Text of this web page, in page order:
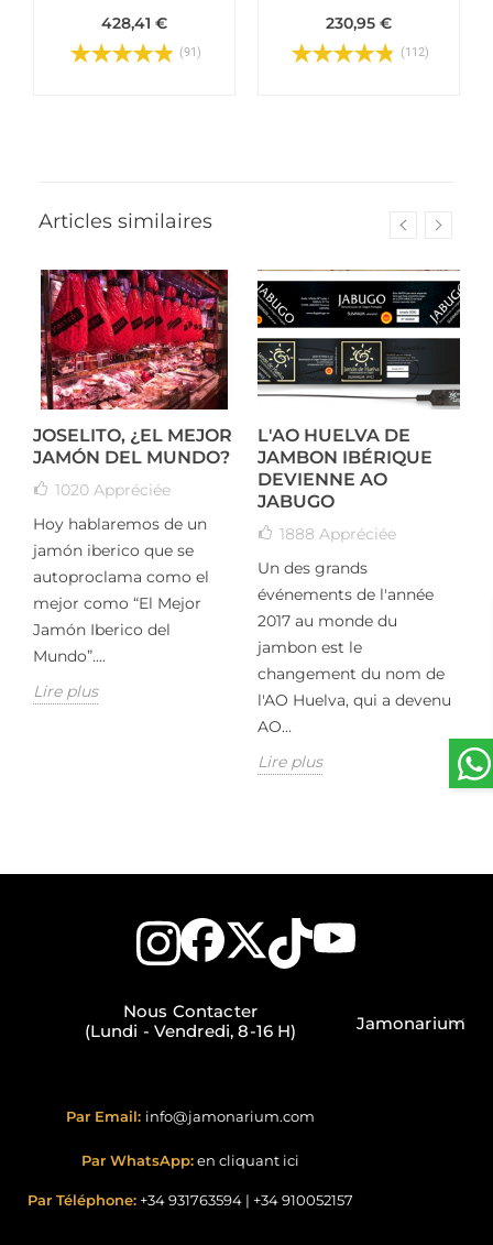
428,41 €
(91)
230,95 €
(112)
Articles similaires
JOSELITO, ¿EL MEJOR
JAMÓN DEL MUNDO?
1020 Appréciée
Hoy hablaremos de un
jamón iberico que se
autoproclama como el
mejor como “El Mejor
Jamón Iberico del
Mundo”....
Lire plus
L'AO HUELVA DE
JAMBON IBÉRIQUE
DEVIENNE AO
JABUGO
1888 Appréciée
Un des grands
événements de l'année
2017 au monde du
jambon est le
changement du nom de
l'AO Huelva, qui a devenu
AO...
Lire plus
Nous Contacter
(Lundi - Vendredi, 8-16 H)
Par Email: info@jamonarium.com
Par WhatsApp:en cliquant ici
Par Téléphone: +34 931763594 | +34 910052157
Jamonarium